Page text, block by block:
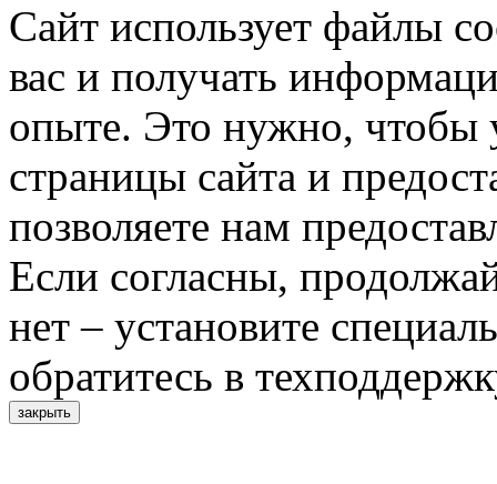
Сайт использует файлы
вас и получать
опыте. Это нужно, чтобы
страницы сайта и
позволяете нам
Если согласны,
нет – установите
обратитесь в
закрыть